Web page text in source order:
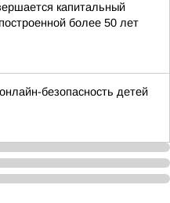
капитальный
более 50 лет
безопасность детей